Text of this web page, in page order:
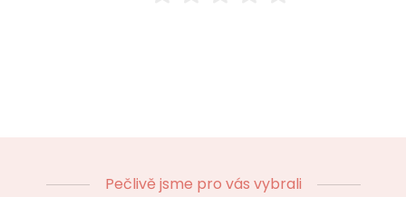
Pečlivě jsme pro vás vybrali